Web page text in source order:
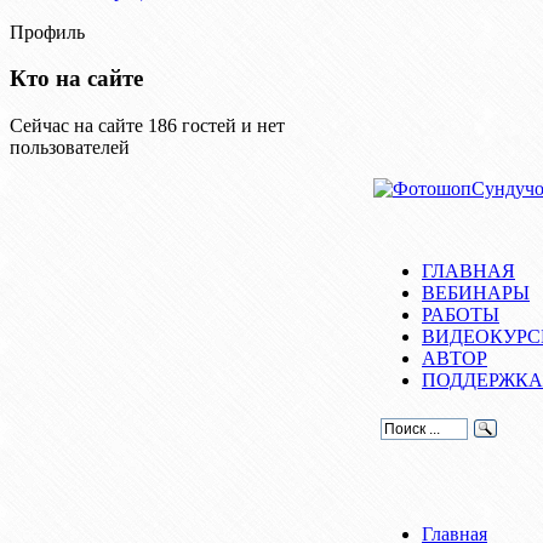
Профиль
Кто на сайте
Сейчас на сайте 186 гостей и нет
пользователей
ГЛАВНАЯ
ВЕБИНАРЫ
РАБОТЫ
АВТОР
ПОДДЕРЖКА
Главная